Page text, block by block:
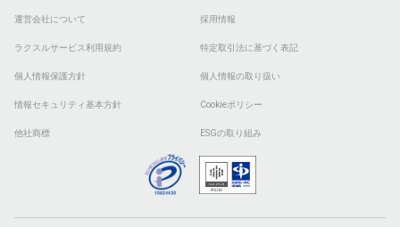
運営会社について 採用情報
ラクスルサービス利用規約 特定取引法に基づく表記
個人情報保護方針 個人情報の取り扱い
情報セキュリティ基本方針 Cookieポリシー
他社商標 ESGの取り組み